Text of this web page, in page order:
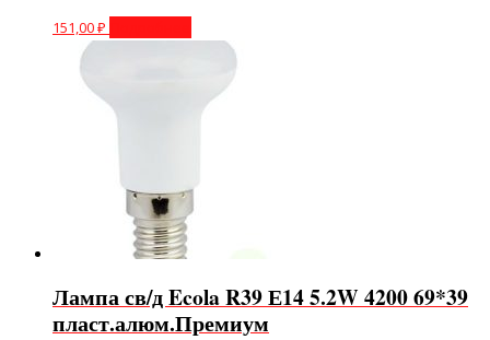
151,00₽
Лампа св/д Ecola R39 Е14 5.2W 4200 69*39
пласт.алюм.Премиум